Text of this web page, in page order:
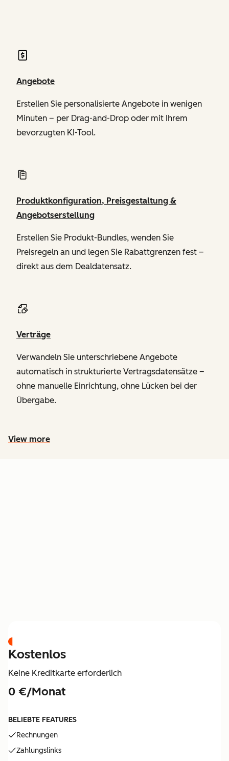
Angebote
Erstellen Sie personalisierte Angebote in wenigen
Minuten – per Drag-and-Drop oder mit Ihrem
bevorzugten KI-Tool.
Produktkonfiguration, Preisgestaltung &
Angebotserstellung
Erstellen Sie Produkt-Bundles, wenden Sie
Preisregeln an und legen Sie Rabattgrenzen fest –
direkt aus dem Dealdatensatz.
Verträge
Verwandeln Sie unterschriebene Angebote
automatisch in strukturierte Vertragsdatensätze –
ohne manuelle Einrichtung, ohne Lücken bei der
Übergabe.
View more
Kostenlos
Keine Kreditkarte erforderlich
0 €/Monat
BELIEBTE FEATURES
Rechnungen
Zahlungslinks